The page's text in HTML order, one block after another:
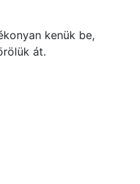
kenük be,
át.